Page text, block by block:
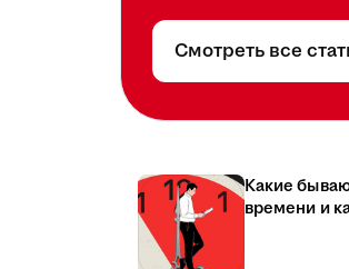
Смотреть все
Какие
времени и